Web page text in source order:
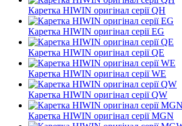
Каретка HIWIN оригінал серії QH
Каретка HIWIN оригінал серії EG
Каретка HIWIN оригінал серії QE
Каретка HIWIN оригінал серії WE
Каретка HIWIN оригінал серії QW
Каретка HIWIN оригінал серії MGN